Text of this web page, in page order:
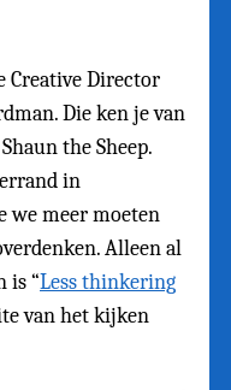
Creative Director
Die ken je van
the Sheep.
in
we meer moeten
Alleen al
is “Less thinkering
van het kijken